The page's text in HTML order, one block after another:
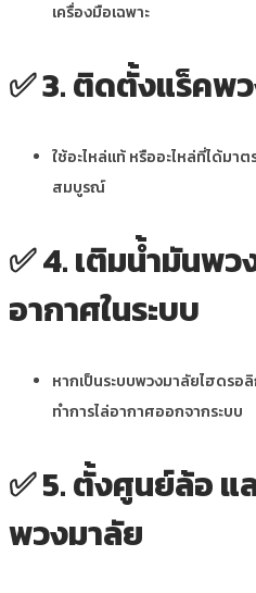
เครื่องมือเฉพาะ
✅3. ติดตั้งแร็คพ
ใช้อะไหล่แท้ หรืออะไหล่ที่ได้มา
สมบูรณ์
✅4. เติมน้ำมันพว
อากาศในระบบ
หากเป็นระบบพวงมาลัยไฮดรอ
ทำการไล่อากาศออกจากระบบ
✅5. ตั้งศูนย์ล้อ แ
พวงมาลัย